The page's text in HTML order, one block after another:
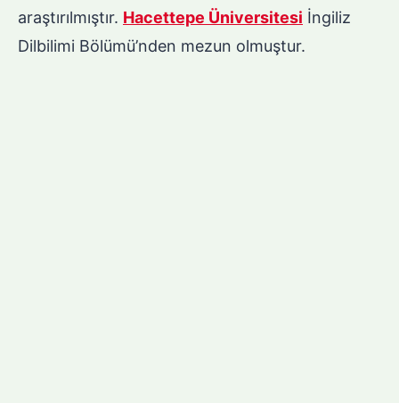
araştırılmıştır. Hacettepe Üniversitesi İngiliz
Dilbilimi Bölümü’nden mezun olmuştur.